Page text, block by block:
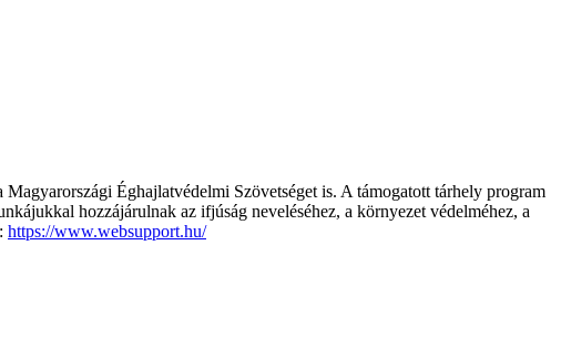
Éghajlatvédelmi Szövetséget is. A támogatott tárhely program
hozzájárulnak az ifjúság neveléséhez, a környezet védelméhez, a
https://www.websupport.hu/